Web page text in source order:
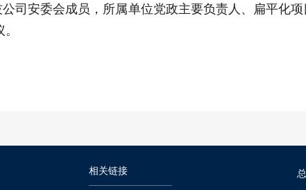
司安委会成员，所属单位党政主要负责人、扁平化
相关链接